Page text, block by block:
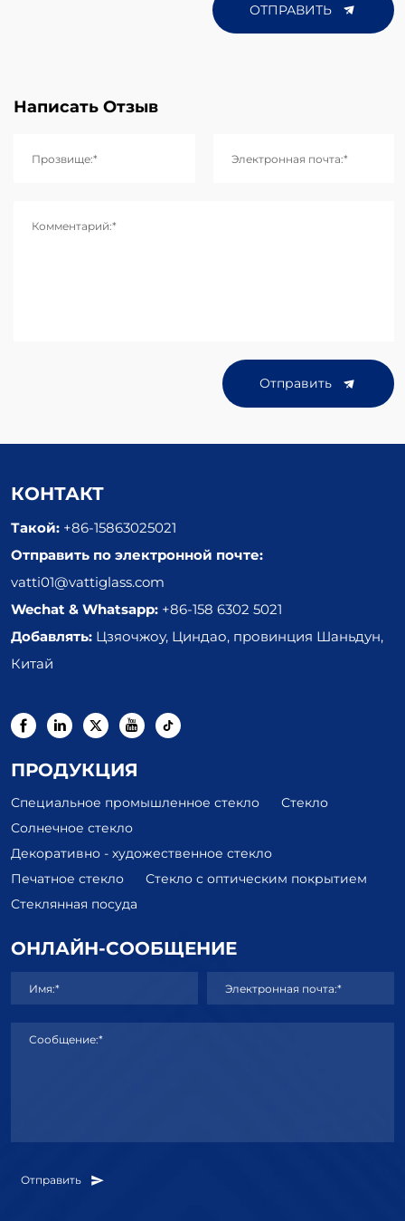
ОТПРАВИТЬ
Написать Отзыв
Прозвище:* Электронная почта:*
Комментарий:*
Отправить
КОНТАКТ
Такой: +86-15863025021
Отправить по электронной почте:
vatti01@vattiglass.com
Wechat & Whatsapp: +86-158 6302 5021
Добавлять: Цзяочжоу, Циндао, провинция Шаньдун,
Китай
ПРОДУКЦИЯ
Специальное промышленное стекло
Стекло
Солнечное стекло
Декоративно - художественное стекло
Печатное стекло
Стекло с оптическим покрытием
Стеклянная посуда
ОНЛАЙН-СООБЩЕНИЕ
Имя:* Электронная почта:*
Сообщение:*
Отправить